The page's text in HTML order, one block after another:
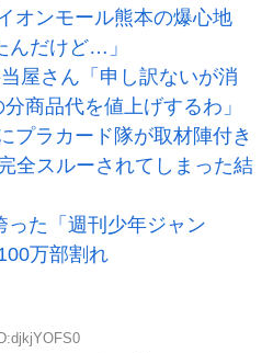
オンモール熊本の爆心地
んだけど…」
屋さん「申し訳ないが消
商品代を値上げするわ」
プラカード隊が取材陣付き
全スルーされてしまった結
った「週刊少年ジャン
万部割れ